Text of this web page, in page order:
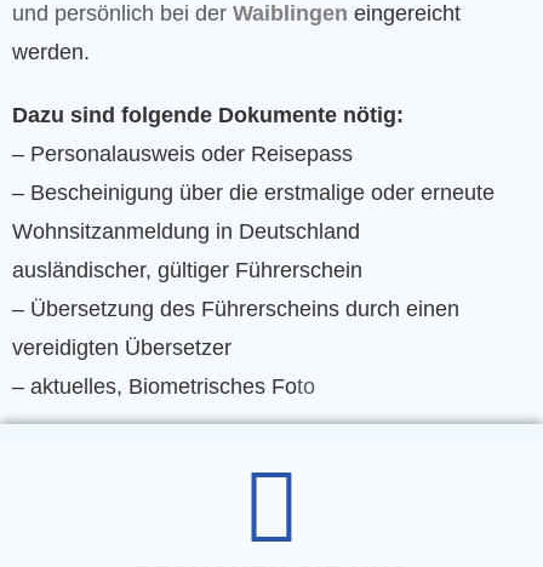
und persönlich bei der Waiblingen eingereicht
werden.
Dazu sind folgende Dokumente nötig:
– Personalausweis oder Reisepass
– Bescheinigung über die erstmalige oder erneute
Wohnsitzanmeldung in Deutschland
ausländischer, gültiger Führerschein
– Übersetzung des Führerscheins durch einen
vereidigten Übersetzer
– aktuelles, Biometrisches Foto